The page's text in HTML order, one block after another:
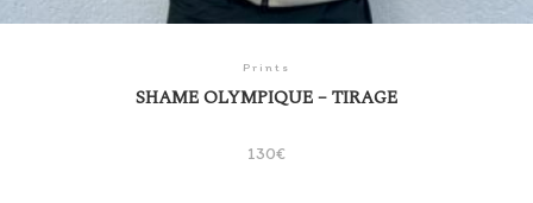
Prints
SHAME OLYMPIQUE – TIRAGE
130€